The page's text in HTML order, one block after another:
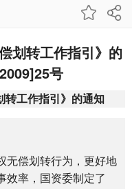
划转工作指引》的
号
转工作指引》的通知
偿划转行为，更好地
效率，国资委制定了